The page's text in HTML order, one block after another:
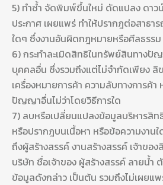
5) ทำซ้ำ จัดพิมพ์ขึ้นใหม่ ดัดแปลง ดา
ประกาศ เผยแพร่ ทำให้ปรากฎต่อสาธา
ใดๆ ซึ่งงานอันผิดกฎหมายหรือศีลธรรม
6) กระทำละเมิดสิทธิในทรัพย์สินทาง
บุคคลอื่น ซึ่งรวมถึงแต่ไม่จำกัดเพียง
เครื่องหมายการค้า ความลับทางการค้
ปัญญาอื่นไม่ว่าโดยวิธีการใด
7) ลบหรือเปลี่ยนแปลงข้อมูลบริหารสิ
หรือปรากฎบนเนื้อหา หรือข้อความงาน
ถึงผู้สร้างสรรค์ งานสร้างสรรค์ เจ้าขอ
บริษัท ชื่อเจ้าของ ผู้สร้างสรรค์ ลายน้ำ
ข้อมูลดังกล่าว เป็นต้น รวมถึงไม่เผยแ